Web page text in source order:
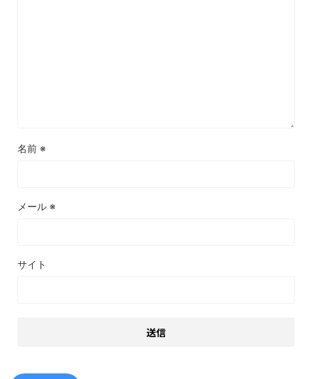
名前 ※
メール ※
サイト